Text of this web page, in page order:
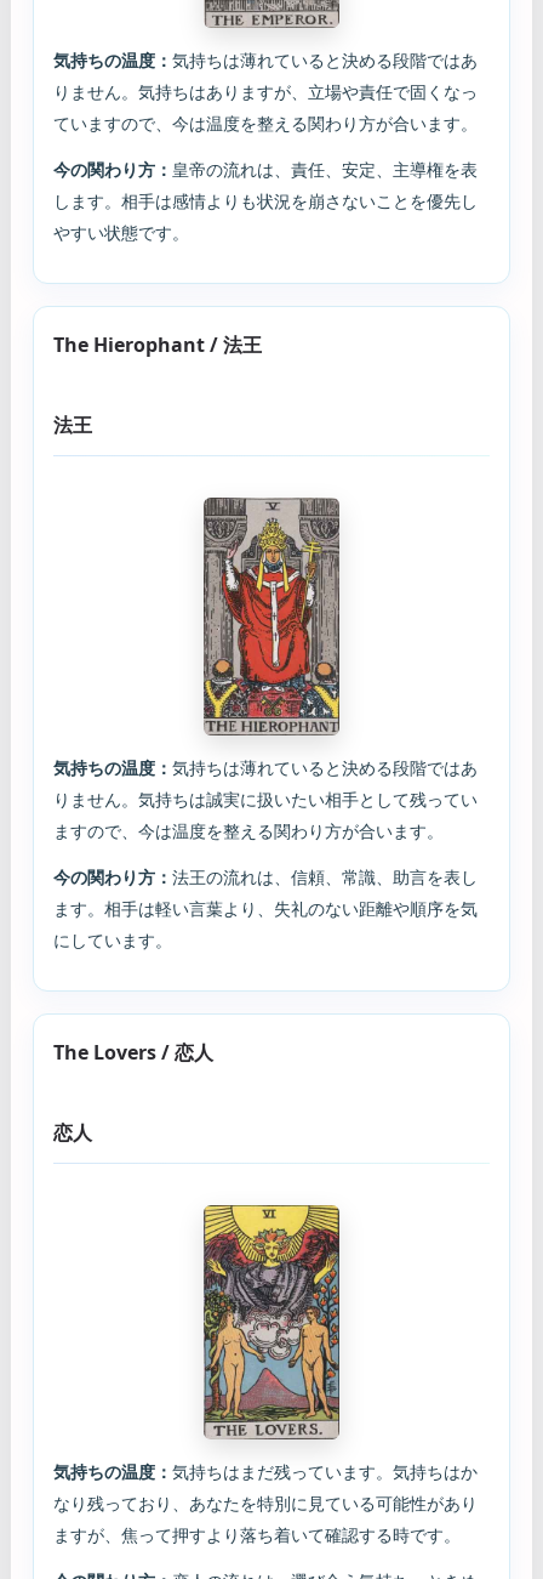
気持ちの温度： 気持ちは薄れていると決める段階ではあ
りません。気持ちはありますが、立場や責任で固くなっ
ていますので、今は温度を整える関わり方が合います。
今の関わり方： 皇帝の流れは、責任、安定、主導権を表
します。相手は感情よりも状況を崩さないことを優先し
やすい状態です。
The Hierophant / 法王
法王
気持ちの温度： 気持ちは薄れていると決める段階ではあ
りません。気持ちは誠実に扱いたい相手として残ってい
ますので、今は温度を整える関わり方が合います。
今の関わり方： 法王の流れは、信頼、常識、助言を表し
ます。相手は軽い言葉より、失礼のない距離や順序を気
にしています。
The Lovers / 恋人
恋人
気持ちの温度： 気持ちはまだ残っています。気持ちはか
なり残っており、あなたを特別に見ている可能性があり
ますが、焦って押すより落ち着いて確認する時です。